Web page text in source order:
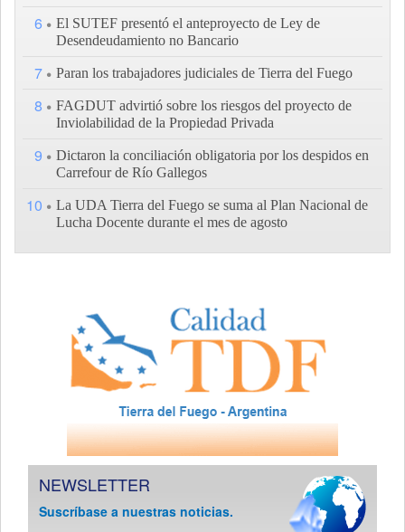
6
El SUTEF presentó el anteproyecto de Ley de
Desendeudamiento no Bancario
7 Paran los trabajadores judiciales de Tierra del Fuego
8
FAGDUT advirtió sobre los riesgos del proyecto de
Inviolabilidad de la Propiedad Privada
9
Dictaron la conciliación obligatoria por los despidos en
Carrefour de Río Gallegos
10
La UDA Tierra del Fuego se suma al Plan Nacional de
Lucha Docente durante el mes de agosto
NEWSLETTER
Suscríbase a nuestras noticias.